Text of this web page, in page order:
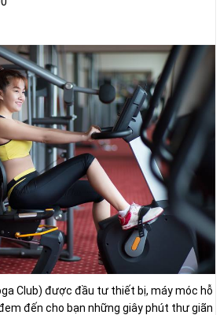
Club) được đầu tư thiết bị, máy móc hỗ
đến cho bạn những giây phút thư giãn